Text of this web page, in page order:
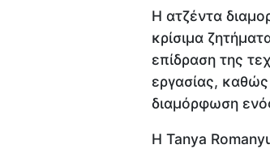
Η ατζέντα
κρίσιμα
επίδραση της
εργασίας,
διαμόρφωση
Η Tanya